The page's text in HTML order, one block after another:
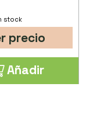
stock
precio
Añadir